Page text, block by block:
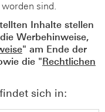
sind.
Inhalte stellen
Werbehinweise,
" am Ende der
die "Rechtlichen
sich in: